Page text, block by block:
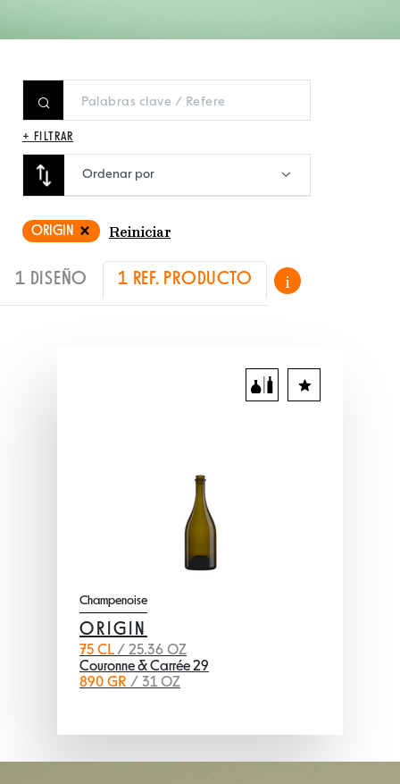
+ FILTRAR
Ordenar por
ORIGIN Reiniciar
1 DISEÑO 1 REF. PRODUCTO i
Champenoise
ORIGIN
75 CL/ 25.36 OZ
Couronne & Carrée 29
890 GR / 31 OZ